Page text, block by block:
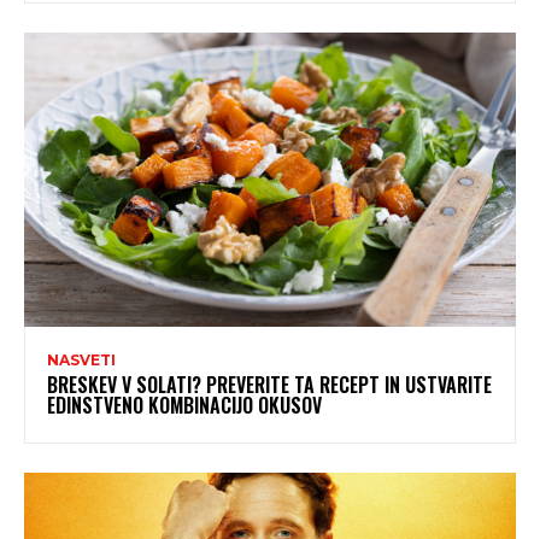
NASVETI
BRESKEV V SOLATI? PREVERITE TA RECEPT IN USTVARITE
EDINSTVENO KOMBINACIJO OKUSOV